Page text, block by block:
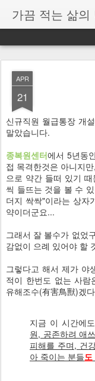
가끔 적는 삶의
APR
21
신규직원 월급통장 개
말았습니다.
종복원센터에서 5년동
접 목격한것은 아니지
으로 약간 들떠 있기
씩 들뜨는 것을 볼 수
더지 싹싹"이라는 상자
약이더군요...
그래서 잘 볼수가 없었
감없이 으례 있어야 할
그렇다고 해서 제가 야
적이 한번도 없는 사람
유해조수(有害鳥獸)겠
지금 이 시간에도
원, 공존하려 애
피해를 주며, 건
아 죽이는 분들도